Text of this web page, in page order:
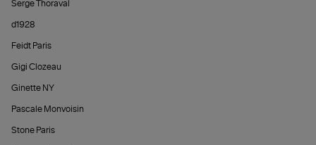
Serge Thoraval
d1928
Feidt Paris
Gigi Clozeau
Ginette NY
Pascale Monvoisin
Stone Paris